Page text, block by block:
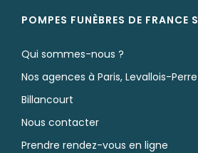
POMPES FUNÈBRES DE FRANCE
Qui sommes-nous ?
Nos agences à Paris, Levallois-
Billancourt
Nous contacter
Prendre rendez-vous en ligne